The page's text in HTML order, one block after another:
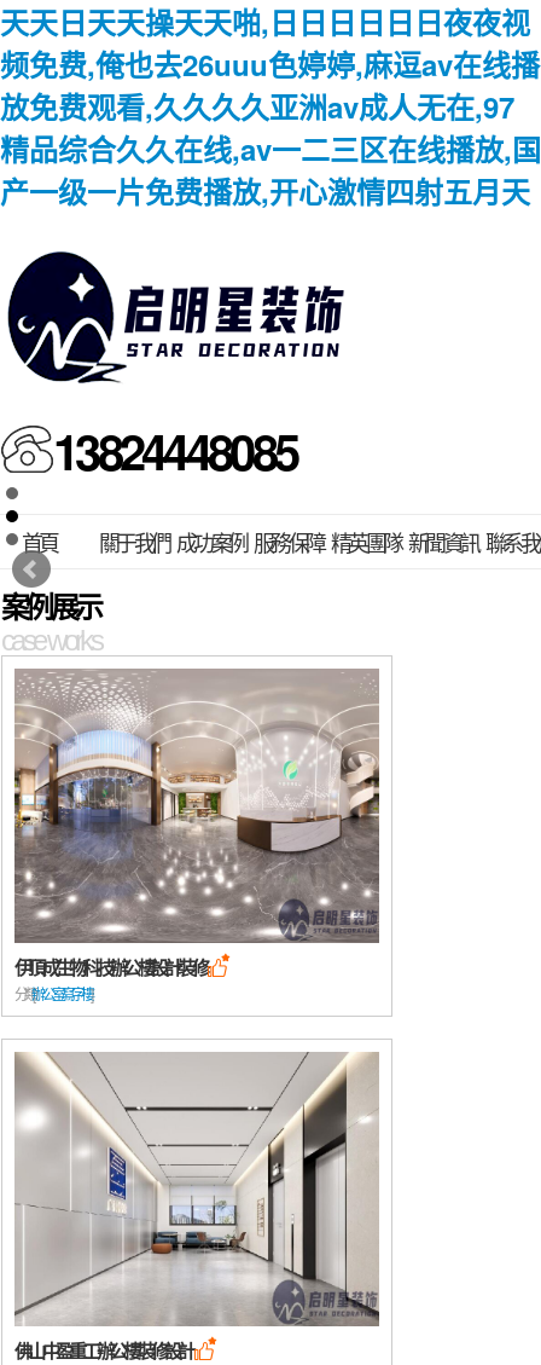
天天日天天操天天啪,日日日日日日夜夜视
频免费,俺也去26uuu色婷婷,麻逗av在线播
放免费观看,久久久久亚洲av成人无在,97
精品综合久久在线,av一二三区在线播放,国
产一级一片免费播放,开心激情四射五月天
13824448085
首頁 關于我們 成功案例 服務保障 精英團隊 新聞資訊 聯系
案例展示
case works
伊頂成生物科技辦公樓設計裝修
分類: [辦公室/寫字樓
佛山中盈重工辦公樓裝修設計